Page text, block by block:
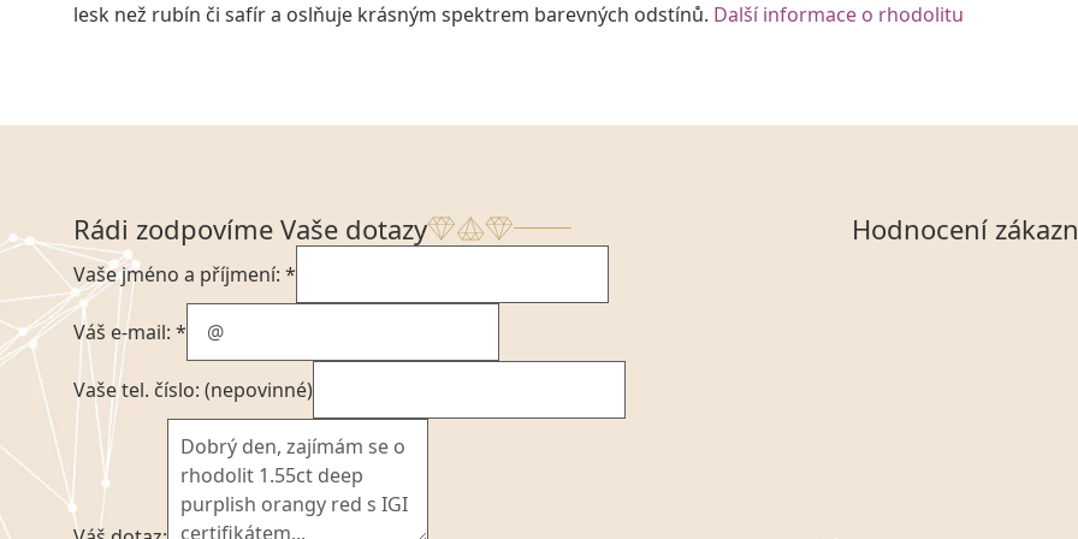
lesk než rubín či safír a oslňuje krásným spektrem barevných odstínů. Další informace o rhodolitu
Rádi zodpovíme Vaše dotazy
Vaše jméno a příjmení: *
Váš e-mail: *
Vaše tel. číslo: (nepovinné)
Hodnocení